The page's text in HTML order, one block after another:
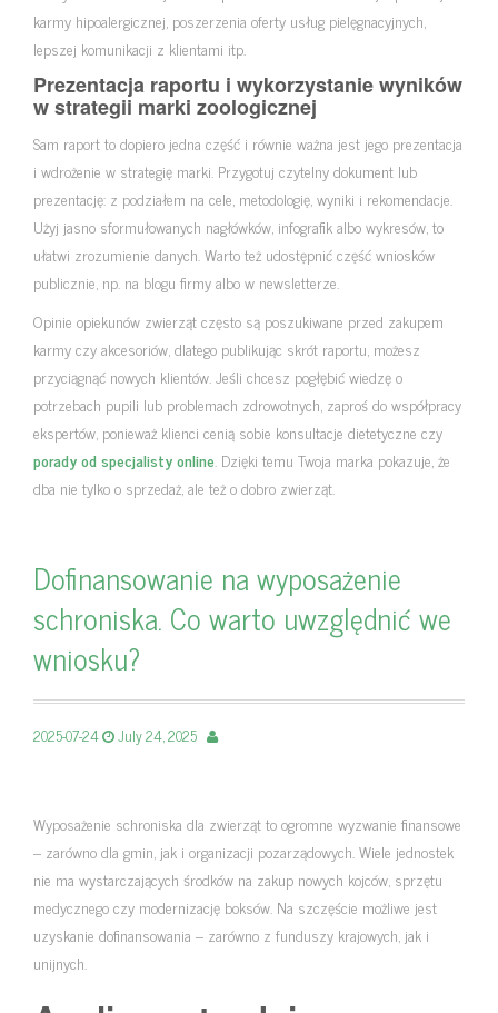
karmy hipoalergicznej, poszerzenia oferty usług pielęgnacyjnych,
lepszej komunikacji z klientami itp.
Prezentacja raportu i wykorzystanie wyników
w strategii marki zoologicznej
Sam raport to dopiero jedna część i równie ważna jest jego prezentacja
i wdrożenie w strategię marki. Przygotuj czytelny dokument lub
prezentację: z podziałem na cele, metodologię, wyniki i rekomendacje.
Użyj jasno sformułowanych nagłówków, infografik albo wykresów, to
ułatwi zrozumienie danych. Warto też udostępnić część wniosków
publicznie, np. na blogu firmy albo w newsletterze.
Opinie opiekunów zwierząt często są poszukiwane przed zakupem
karmy czy akcesoriów, dlatego publikując skrót raportu, możesz
przyciągnąć nowych klientów. Jeśli chcesz pogłębić wiedzę o
potrzebach pupili lub problemach zdrowotnych, zaproś do współpracy
ekspertów, ponieważ klienci cenią sobie konsultacje dietetyczne czy
porady od specjalisty online. Dzięki temu Twoja marka pokazuje, że
dba nie tylko o sprzedaż, ale też o dobro zwierząt.
Dofinansowanie na wyposażenie
schroniska. Co warto uwzględnić we
wniosku?
2025-07-24 July 24, 2025
Wyposażenie schroniska dla zwierząt to ogromne wyzwanie finansowe
– zarówno dla gmin, jak i organizacji pozarządowych. Wiele jednostek
nie ma wystarczających środków na zakup nowych kojców, sprzętu
medycznego czy modernizację boksów. Na szczęście możliwe jest
uzyskanie dofinansowania – zarówno z funduszy krajowych, jak i
unijnych.